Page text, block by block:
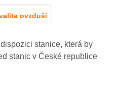
ovzduší
stanice, která by
stanic v České republice